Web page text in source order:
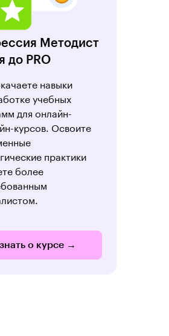
Методист
до PRO
навыки
учебных
для онлайн-
курсов. Освоите
практики
более
о курсе →